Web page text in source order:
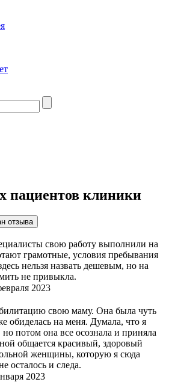
клиники
отзыва
свою работу выполнили на
грамотные, условия пребывания
нельзя назвать дешевым, но на
не привыкла.
2023
свою маму. Она была чуть
обиделась на меня. Думала, что я
но потом она все осознала и приняла
общается красивый, здоровый
женщины, которую я сюда
осталось и следа.
2023